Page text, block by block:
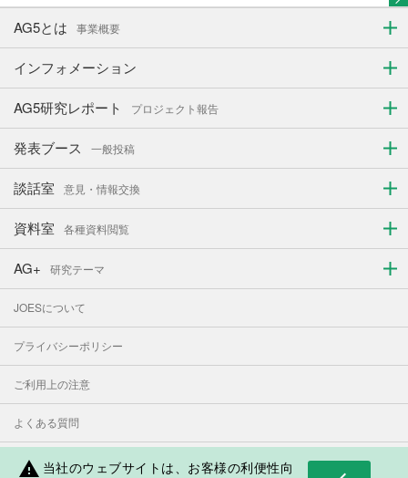
AG5とは 事業概要
インフォメーション
AG5研究レポート プロジェクト報告
発表ブース 一般投稿
談話室 意見・情報交換
資料室 各種資料閲覧
AG+ 研究テーマ
JOESについて
プライバシーポリシー
ご利用上の注意
よくある質問
お問い合わせ
warning 当社のウェブサイトは、お客様の利便性向